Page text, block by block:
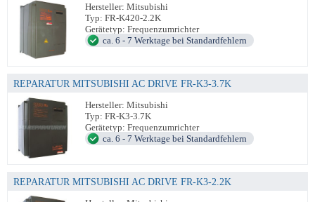
Hersteller: Mitsubishi
Typ: FR-K420-2.2K
Gerätetyp: Frequenzumrichter
ca. 6 - 7 Werktage bei Standardfehlern
REPARATUR MITSUBISHI AC DRIVE FR-K3-3.7K
Hersteller: Mitsubishi
Typ: FR-K3-3.7K
Gerätetyp: Frequenzumrichter
ca. 6 - 7 Werktage bei Standardfehlern
REPARATUR MITSUBISHI AC DRIVE FR-K3-2.2K